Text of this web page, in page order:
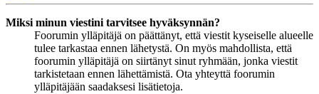
Miksi minun viestini tarvitsee hyväksynnän?
Foorumin ylläpitäjä on päättänyt, että viestit kyseiselle alueelle
tulee tarkastaa ennen lähetystä. On myös mahdollista, että
foorumin ylläpitäjä on siirtänyt sinut ryhmään, jonka viestit
tarkistetaan ennen lähettämistä. Ota yhteyttä foorumin
ylläpitäjään saadaksesi lisätietoja.